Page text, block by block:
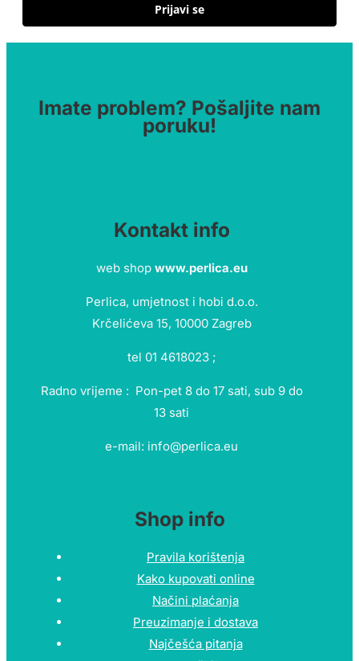
Prijavi se
Imate problem? Pošaljite nam
poruku!
Kontakt info
web shop www.perlica.eu
Perlica, umjetnost i hobi d.o.o.
Krčelićeva 15, 10000 Zagreb
tel 01 4618023 ;
Radno vrijeme : Pon-pet 8 do 17 sati, sub 9 do
13 sati
e-mail: info@perlica.eu
Shop info
Pravila korištenja
Kako kupovati online
Načini plaćanja
Preuzimanje i dostava
Najčešća pitanja